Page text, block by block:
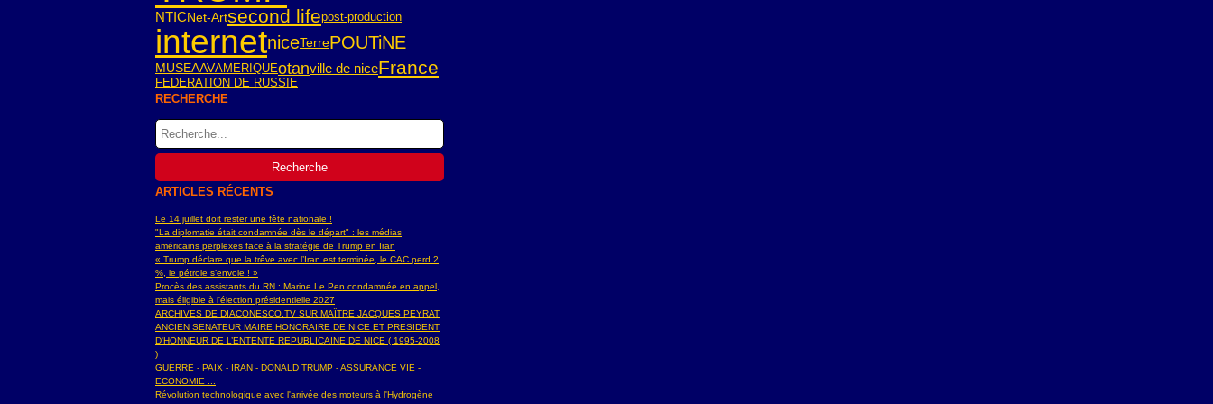
NTICNet-Artsecond lifepost-production
internetniceTerrePOUTiNE
MUSEAAVAMERIQUEotanville de niceFrance
FEDERATION DE RUSSIE
RECHERCHE
ARTICLES RÉCENTS
Le 14 juillet doit rester une fête nationale !
"La diplomatie était condamnée dès le départ" : les médias
américains perplexes face à la stratégie de Trump en Iran
« Trump déclare que la trêve avec l’Iran est terminée, le CAC perd 2
%, le pétrole s’envole ! »
Procès des assistants du RN : Marine Le Pen condamnée en appel,
mais éligible à l'élection présidentielle 2027
ARCHIVES DE DIACONESCO.TV SUR MAÎTRE JACQUES PEYRAT
ANCIEN SENATEUR MAIRE HONORAIRE DE NICE ET PRESIDENT
D'HONNEUR DE L’ENTENTE REPUBLICAINE DE NICE ( 1995-2008
)
GUERRE - PAIX - IRAN - DONALD TRUMP - ASSURANCE VIE -
ECONOMIE ...
Révolution technologique avec l'arrivée des moteurs à l'Hydrogène